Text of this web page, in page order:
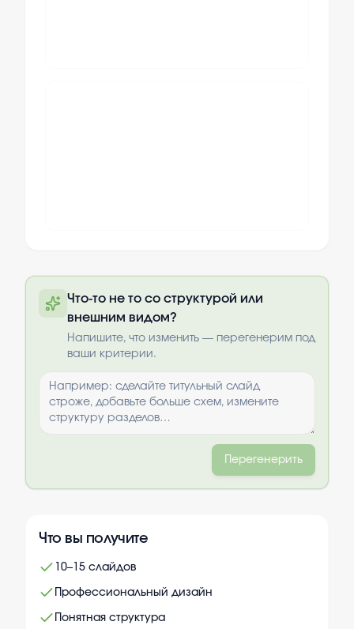
по почте после оплаты
Что-то не то со структурой или
внешним видом?
Напишите, что изменить — перегенерим под
ваши критерии.
Перегенерить
Что вы получите
10–15 слайдов
Профессиональный дизайн
Понятная структура